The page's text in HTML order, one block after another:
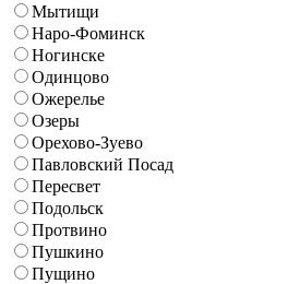
Мытищи
Наро-Фоминск
Ногинске
Одинцово
Ожерелье
Озеры
Орехово-Зуево
Павловский Посад
Пересвет
Подольск
Протвино
Пушкино
Пущино